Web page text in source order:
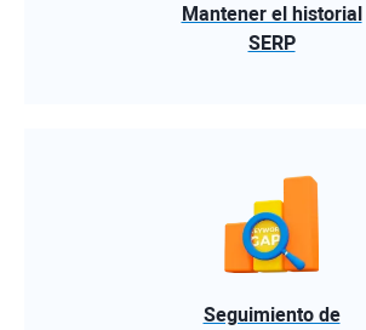
Mantener el historial
SERP
Seguimiento de